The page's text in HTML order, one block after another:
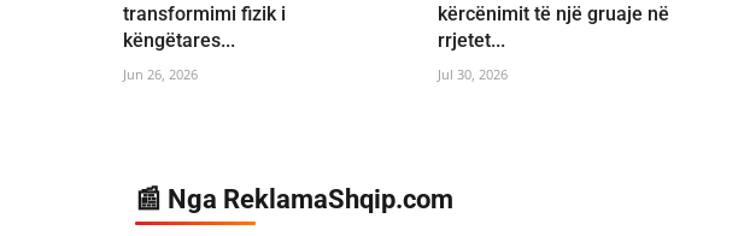
transformimi fizik i
këngëtares...
Jun 26, 2026
kërcënimit të një gruaje në
rrjetet...
Jul 30, 2026
📰 Nga ReklamaShqip.com